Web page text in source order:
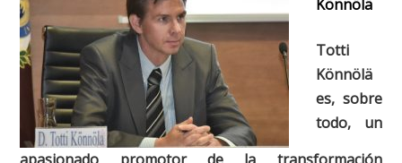
Könnölä
Totti
Könnölä
es, sobre
todo, un